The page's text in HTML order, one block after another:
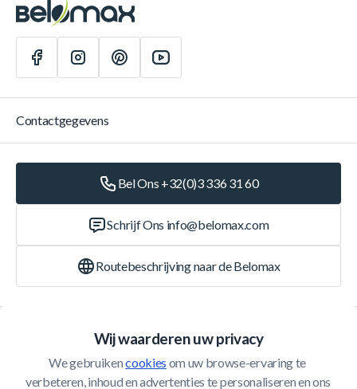
Wij waarderen uw privacy
We gebruiken cookies om uw browse-ervaring te
verbeteren, inhoud en advertenties te personaliseren en ons
Klantenservice
Contactgegevens
Bel Ons +32(0)3 336 31 60
Schrijf Ons info@belomax.com
Routebeschrijving naar de Belomax